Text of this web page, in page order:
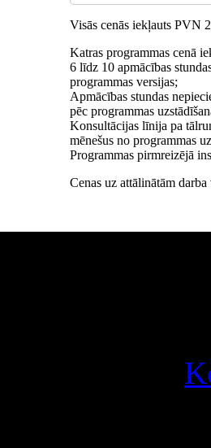
Visās cenās iekļauts PVN
Katras programmas cenā
6 līdz 10 apmācības
programmas versijas;
Apmācības stundas
pēc programmas
Konsultācijas līnija pa
mēnešus no programmas
Programmas pirmreizējā
Cenas uz attālinātām